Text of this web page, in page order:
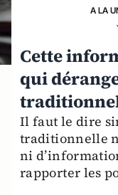
A LA
Cette
qui
Il faut le dire
traditionnelle
ni
rapporter les